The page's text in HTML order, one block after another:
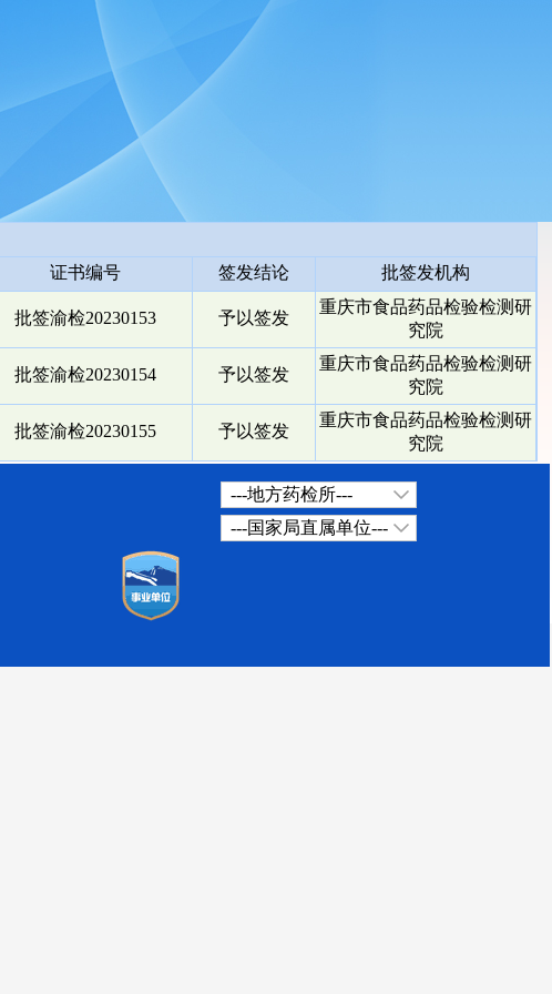
证书编号 签发结论 批签发机构
批签渝检20230153 予以签发
重庆市食品药品检验检测研
究院
批签渝检20230154 予以签发
重庆市食品药品检验检测研
究院
批签渝检20230155 予以签发
重庆市食品药品检验检测研
究院
---地方药检所---
---国家局直属单位---